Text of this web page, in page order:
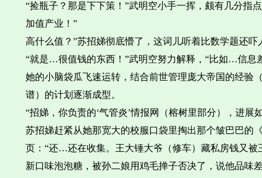
“捡瓶子？那是下下策！”武明空小手一挥，颇有几分
加值产业！”
高什么值？”苏招娣彻底懵了，这词儿听着比数学题还吓
“就是…很值钱的东西！”武明空努力解释，“比如…信息
她的小脑袋瓜飞速运转，结合前世管理庞大帝国的经验
谱）的计划逐渐成型。
“招娣，你负责的‘气管炎’情报网（榕树里部分），进展
苏招娣赶紧从她那宽大的校服口袋里掏出那个皱巴巴的
页：“还…还在收集。王大锤大爷（修车）藏私房钱又被
新口味泡泡糖，被孙二娘用鸡毛掸子否决了，说他品